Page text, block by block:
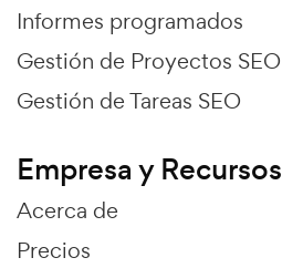
Informes programados
Gestión de Proyectos SEO
Gestión de Tareas SEO
Empresa y Recursos
Acerca de
Precios